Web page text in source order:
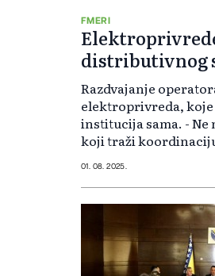
FMERI
distributivnog
Razdvajanje
elektroprivreda, koje
institucija sama. - Ne
koji traži
01. 08. 2025.